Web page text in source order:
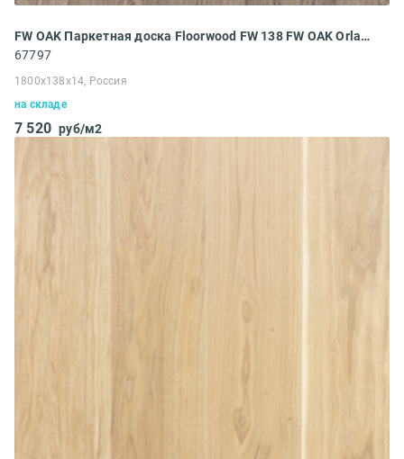
FW OAK Паркетная доска Floorwood FW 138 FW OAK Orlando PREMIUM gray OILED 1S (1800x138x14 мм)
67797
1800x138x14, Россия
на складе
7 520 руб/м2